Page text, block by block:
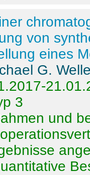
von
eines
G.
3
und